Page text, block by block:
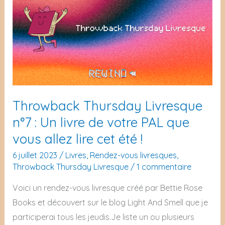
à
l’honneur
!
La
France
à
l’honneur
!
Throwback Thursday Livresque
n°7 : Un livre de votre PAL que
vous allez lire cet été !
6 juillet 2023 / Livres Rendez-vous livresques
Throwback Thursday Livresque/ 1 commentaire
Voici un rendez-vous livresque créé par Bettie Rose
Books et découvert sur le blog Light And Smell que je
participerai tous les jeudis.Je liste un ou plusieurs